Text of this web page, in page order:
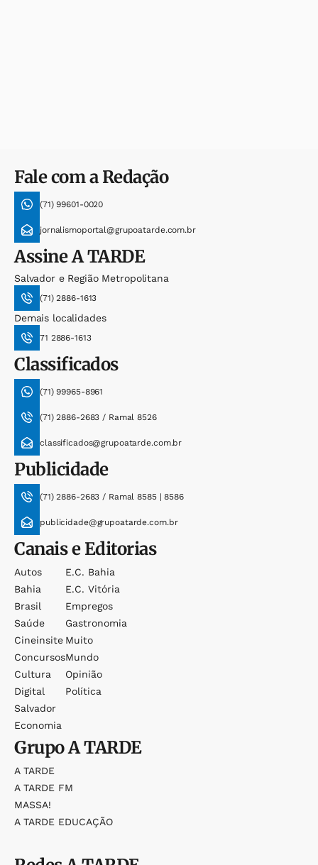
Fale com a Redação
(71) 99601-0020
jornalismoportal@grupoatarde.com.br
AssineA TARDE
Salvador e Região Metropolitana
(71) 2886-1613
Demais localidades
71 2886-1613
Classificados
(71) 99965-8961
(71) 2886-2683 / Ramal 8526
classificados@grupoatarde.com.br
Publicidade
(71) 2886-2683 / Ramal 8585 | 8586
publicidade@grupoatarde.com.br
Canais e Editorias
Autos
Bahia
Brasil
Saúde
Cineinsite
Concursos
Cultura
Digital
Salvador
Economia
E.c. Bahia
E.c. Vitória
Empregos
Gastronomia
Muito
Mundo
Opinião
Política
GrupoA TARDE
A TARDE
A TARDE FM
MASSA!
A TARDE EDUCAÇÃO